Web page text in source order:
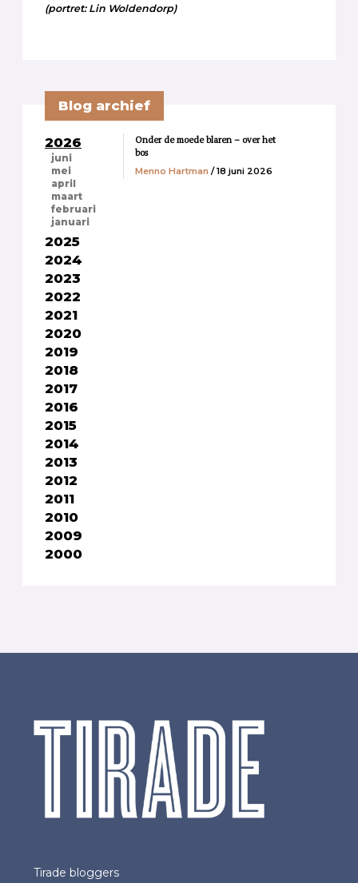
(portret: Lin Woldendorp)
Blog archief
2026
juni
mei
april
maart
februari
januari
2025
2024
2023
2022
2021
2020
2019
2018
2017
2016
2015
2014
2013
2012
2011
2010
2009
2000
Onder de moede blaren – over het
bos
Menno Hartman / 18 juni 2026
Tirade bloggers